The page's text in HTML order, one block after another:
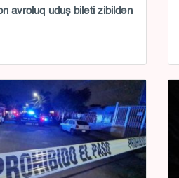
avroluq uduş bileti zibildən